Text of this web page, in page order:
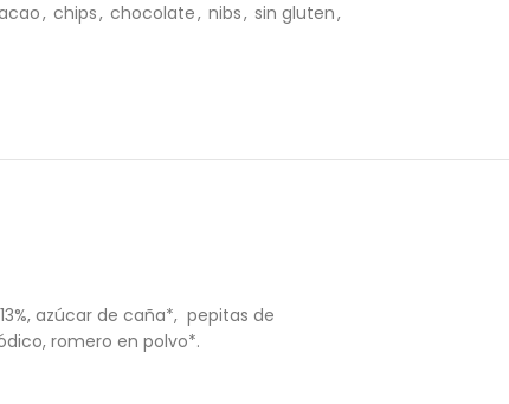
, chips, chocolate, nibs, sin gluten,
azúcar de caña*, pepitas de
romero en polvo*.